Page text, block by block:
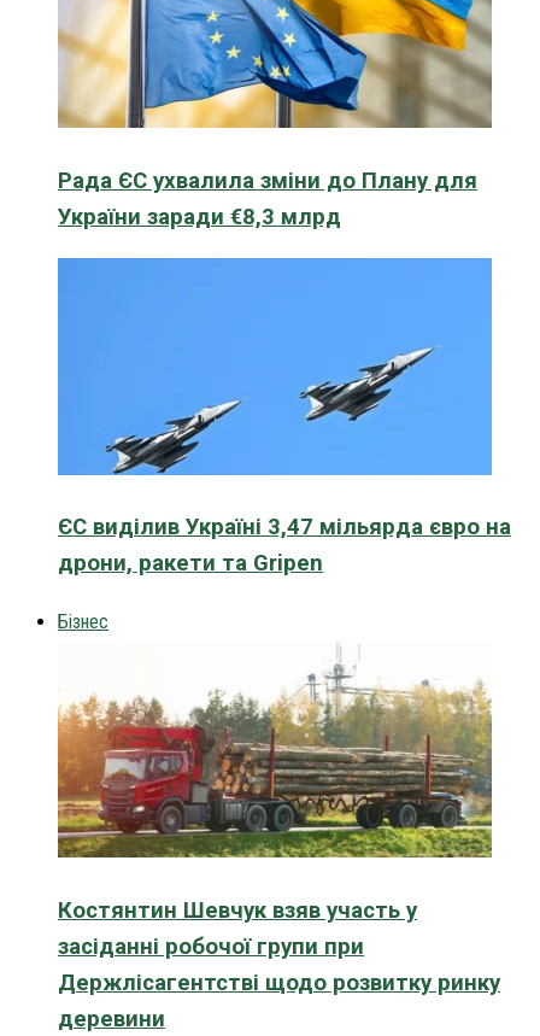
Рада ЄС ухвалила зміни до Плану для
України заради €8,3 млрд
ЄС виділив Україні 3,47 мільярда євро на
дрони, ракети та Gripen
Бізнес
Костянтин Шевчук взяв участь у
засіданні робочої групи при
Держлісагентстві щодо розвитку ринку
деревини